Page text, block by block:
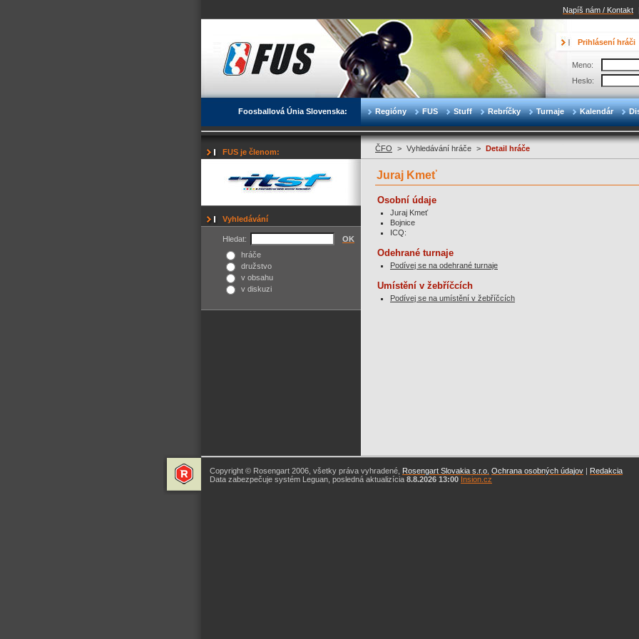
Napíš nám / Kontakt
Foosballová Únia Slovenska: Regióny FUS Stuff Rebríčky Turnaje Kalendár
Prihlásení hráči
Meno:
Heslo:
FUS je členom:
Vyhledávání
Hledat:
OK
hráče
družstvo
v obsahu
v diskuzi
ČFO > Vyhledávání hráče > Detail hráče
Juraj Kmeť
Osobní údaje
Juraj Kmeť
Bojnice
ICQ:
Odehrané turnaje
Podívej se na odehrané turnaje
Umístění v žebříčcích
Podívej se na umístění v žebříčcích
Copyright © Rosengart 2006, všetky práva vyhradené, Rosengart Slovakia s.r.o. Ochrana osobných údajov | Redakcia
Data zabezpečuje systém Leguan, posledná aktualizícia 8.8.2026 13:00 Insion.cz